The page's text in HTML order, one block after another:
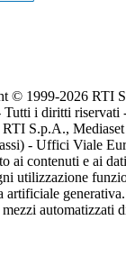
© 1999-2026 RTI
Tutti i diritti riservati
S.p.A., Mediaset
- Uffici Viale
ai contenuti e ai
utilizzazione
artificiale
automatizzati